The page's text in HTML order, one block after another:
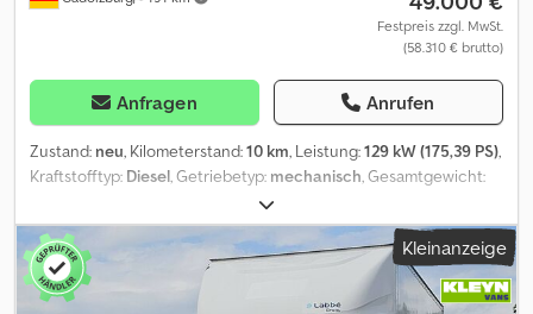
- Herr J. Ebert betreut Sie gerne telefonisch unter: / Weitere
Informationen finden Sie auf unserer Homepage: ... - ESP,
Partikelfilter = Weitere Informationen = Motorhubraum: 2.998 cc
zGG: 7.000 kg Wenden Sie sich an Tobias Ebert, um weitere
Informationen zu erhalten.
Festpreis zzgl. MwSt.
(58.310 € brutto)
Anfragen Anrufen
Zustand: neu, Kilometerstand:10 km, Leistung:129 kW (175,39 PS),
Kraftstofftyp: Diesel, Getriebetyp: mechanisch, Gesamtgewicht:
4.950 mm
Farbe:Grau, Anzahl der Sitzplätze:3, Ausstattung:ABS,
Elektronisches Stabilitätsprogramm (ESP), Klimaanlage,
Navigationssystem, Zentralverriegelung
, Herzlich willkommen
bei carmax24 Heute haben Sie die Möglichkeit einen unserer
Kleinanzeige